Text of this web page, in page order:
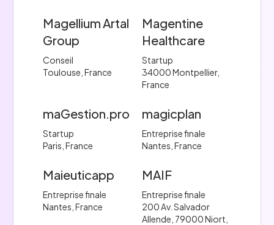
Magellium Artal
Group
Conseil
Toulouse, France
Magentine
Healthcare
Startup
34000 Montpellier,
France
maGestion.pro
Startup
Paris, France
magicplan
Entreprise finale
Nantes, France
Maieuticapp
Entreprise finale
Nantes, France
MAIF
Entreprise finale
200 Av. Salvador
Allende, 79000 Niort,